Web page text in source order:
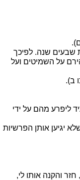
שבעים שנה. לפיכך
על השמיטים ועל
ב).
ליפרע מהם על ידי
יגיען אותן הפרשיות
והקנה אותו לי,